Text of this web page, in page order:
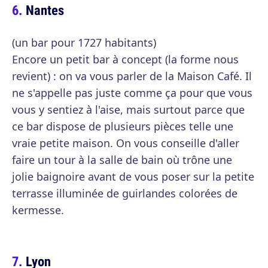
Nantes
(un bar pour 1727 habitants)
Encore un petit bar à concept (la forme nous
revient) : on va vous parler de la Maison Café. Il
ne s'appelle pas juste comme ça pour que vous
vous y sentiez à l'aise, mais surtout parce que
ce bar dispose de plusieurs pièces telle une
vraie petite maison. On vous conseille d'aller
faire un tour à la salle de bain où trône une
jolie baignoire avant de vous poser sur la petite
terrasse illuminée de guirlandes colorées de
kermesse.
Lyon